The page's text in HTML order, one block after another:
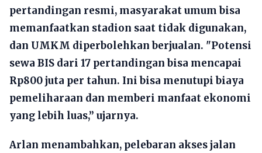
pertandingan resmi, masyarakat umum bisa
memanfaatkan stadion saat tidak digunakan,
dan UMKM diperbolehkan berjualan. "Potensi
sewa BIS dari 17 pertandingan bisa mencapai
Rp800 juta per tahun. Ini bisa menutupi biaya
pemeliharaan dan memberi manfaat ekonomi
yang lebih luas,” ujarnya.
Arlan menambahkan, pelebaran akses jalan